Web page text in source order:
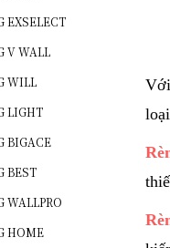
EXSELECT
V WALL
WILL
LIGHT
BIGACE
BEST
WALLPRO
HOME